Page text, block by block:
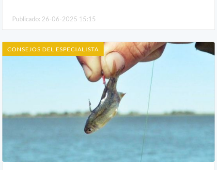
Publicado: 26-06-2025 15:15
CONSEJOS DEL ESPECIALISTA